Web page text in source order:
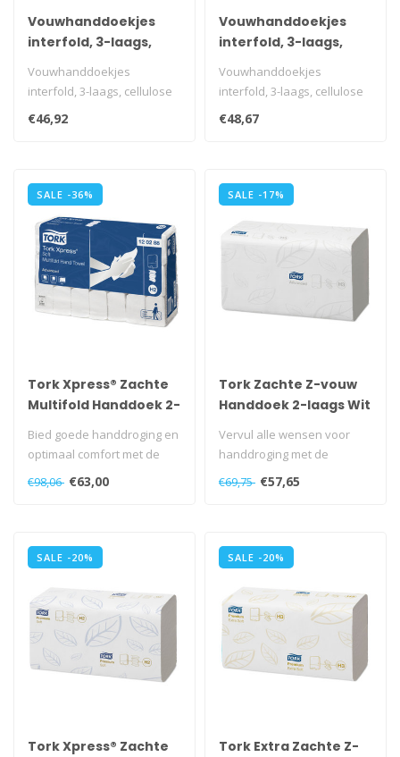
Vouwhanddoekjes
interfold, 3-laags,
cellulose wit, 2500
stuks
Vouwhanddoekjes
interfold, 3-laags, cellulose
wit, 2500 stuks
i.v.m. transportk..
€46,92
Vouwhanddoekjes
interfold, 3-laags,
cellulose wit, 2000
stuks
Vouwhanddoekjes
interfold, 3-laags, cellulose
wit, 2000 stuks
i.v.m. transportk..
€48,67
SALE -36%
Tork Xpress® Zachte
Multifold Handdoek 2-
Advanced
Bied goede handdroging en
optimaal comfort met de
grote, zachte Advanced
Tork Xp..
€98,06 €63,00
SALE -17%
Tork Zachte Z-vouw
Handdoek 2-laags Wit
Vervul alle wensen voor
handdroging met de
Advanced Tork ZZ-vouw
Handdoeken...
€69,75 €57,65
SALE -20%
Tork Xpress® Zachte
SALE -20%
Tork Extra Zachte Z-